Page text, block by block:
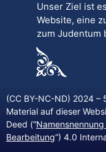
Unser Ziel ist
Website, eine
zum Judentum
(CC BY-NC-ND) 2024 –
Material auf dieser
Deed (“
Bearbeitung“) 4.0